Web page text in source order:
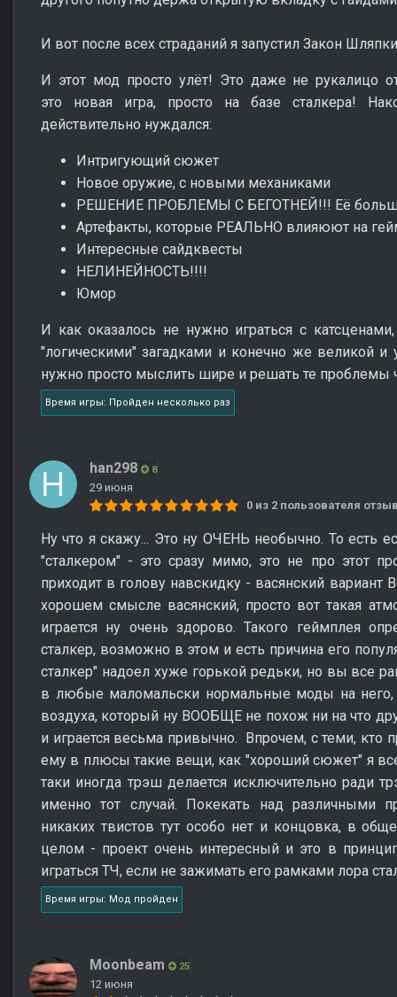
И вот после всех страданий я запустил Закон
И этот мод просто улёт! Это даже не рукалицо
это новая игра, просто на базе сталкера!
действительно нуждался:
Интригующий сюжет
Новое оружие, с новыми механиками
РЕШЕНИЕ ПРОБЛЕМЫ С БЕГОТНЕЙ!!! Её
Артефакты, которые РЕАЛЬНО влияюют на
Интересные сайдквесты
НЕЛИНЕЙНОСТЬ!!!!
Юмор
И как оказалось не нужно играться с
"логическими" загадками и конечно же великой
нужно просто мыслить шире и решать те проблемы
Время игры: Пройден несколько раз
han298 8
29 июня
0 из 2 пользователя
Ну что я скажу... Это ну ОЧЕНЬ необычно. То
"сталкером" - это сразу мимо, это не про этот
приходит в голову навскидку - васянский вариант
хорошем смысле васянский, просто вот такая
играется ну очень здорово. Такого геймплея
сталкер, возможно в этом и есть причина его
сталкер" надоел хуже горькой редьки, но вы все
в любые маломальски нормальные моды на него,
воздуха, который ну ВООБЩЕ не похож ни на что
и играется весьма привычно. Впрочем, с теми, кто
ему в плюсы такие вещи, как "хороший сюжет" я
таки иногда трэш делается исключительно ради
именно тот случай. Покекать над различными
никаких твистов тут особо нет и концовка, в
целом - проект очень интересный и это в
играться ТЧ, если не зажимать его рамками лора
Время игры: Мод пройден
Moonbeam 25
12 июня